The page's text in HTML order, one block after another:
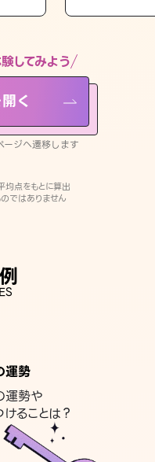
してみよう
く
ジへ遷移します
点をもとに算出
ではありません
運勢
運勢や
ることは？